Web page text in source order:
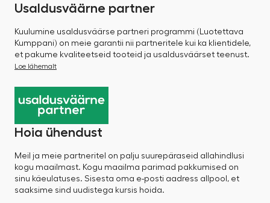
Usaldusväärne partner
Kuulumine usaldusväärse partneri programmi (Luotettava
Kumppani) on meie garantii nii partneritele kui ka klientidele,
et pakume kvaliteetseid tooteid ja usaldusväärset teenust.
Loe lähemalt
Hoia ühendust
Meil ja meie partneritel on palju suurepäraseid allahindlusi
kogu maailmast. Kogu maailma parimad pakkumised on
sinu käeulatuses. Sisesta oma e-posti aadress allpool, et
saaksime sind uudistega kursis hoida.